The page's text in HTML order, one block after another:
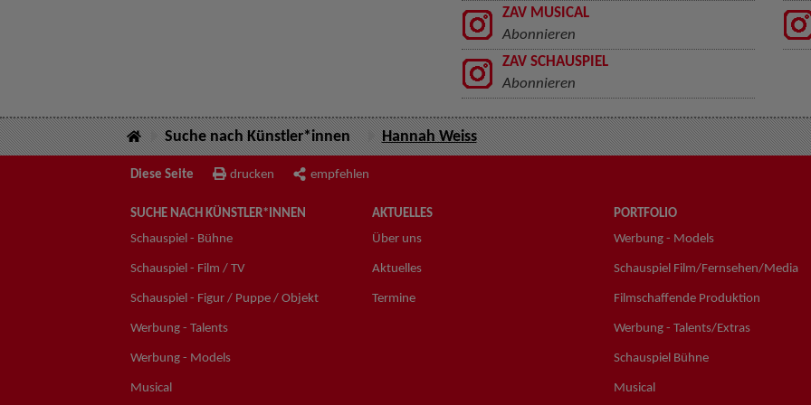
ZAV MUSICAL
Abonnieren
ZAV SCHAUSPIEL
Abonnieren
Suche nach Künstler*innen Hannah Weiss
Diese Seite drucken empfehlen
SUCHE NACH KÜNSTLER*INNEN
Schauspiel - Bühne
Schauspiel - Film / TV
Schauspiel - Figur / Puppe / Objekt
Werbung - Talents
Werbung - Models
Musical
AKTUELLES
Über uns
Aktuelles
Termine
PORTFOLIO
Werbung - Models
Schauspiel Film/Fernsehen/Media
Filmschaffende Produktion
Werbung - Talents/Extras
Schauspiel Bühne
Musical